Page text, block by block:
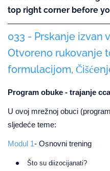
top right corner before
033 - Prskanje izvan
Otvoreno rukovanje
formulacijom,
Program obuke - trajanje
U ovoj mrežnoj obuci
sljedeće teme:
Modul 1 - Osnovni trening
Što su diizocijanati?